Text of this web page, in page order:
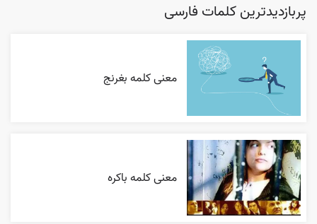
پربازدیدترین کلمات فارسی
معنی کلمه بغرنج
معنی کلمه باکره